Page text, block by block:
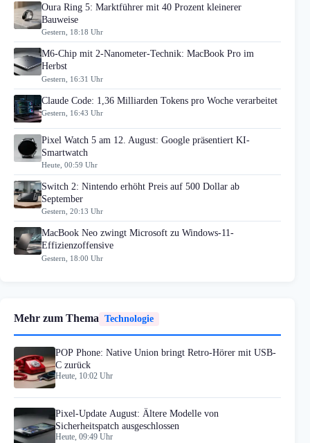
Oura Ring 5: Marktführer mit 40 Prozent kleinerer
Bauweise
Gestern, 18:18 Uhr
M6-Chip mit 2-Nanometer-Technik: MacBook Pro im
Herbst
Gestern, 16:31 Uhr
Claude Code: 1,36 Milliarden Tokens pro Woche verarbeitet
Gestern, 16:43 Uhr
Pixel Watch 5 am 12. August: Google präsentiert KI-
Smartwatch
Heute, 00:59 Uhr
Switch 2: Nintendo erhöht Preis auf 500 Dollar ab
September
Gestern, 20:13 Uhr
MacBook Neo zwingt Microsoft zu Windows-11-
Effizienzoffensive
Gestern, 18:00 Uhr
Mehr zum Thema Technologie
POP Phone: Native Union bringt Retro-Hörer mit USB-
C zurück
Heute, 10:02 Uhr
Pixel-Update August: Ältere Modelle von
Sicherheitspatch ausgeschlossen
Heute, 09:49 Uhr